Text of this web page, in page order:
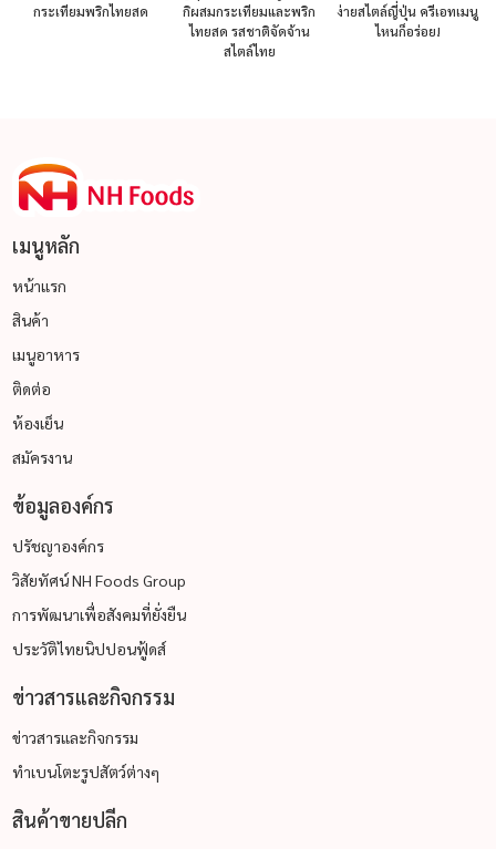
กระเทียมพริกไทยสด
กิผสมกระเทียมและพริก
ไทยสด รสชาติจัดจ้าน
สไตล์ไทย
ง่ายสไตล์ญี่ปุ่น ครีเอทเมนู
ไหนก็อร่อย!
เมนูหลัก
หน้าแรก
สินค้า
เมนูอาหาร
ติดต่อ
ห้องเย็น
สมัครงาน
ข้อมูลองค์กร
ปรัชญาองค์กร
วิสัยทัศน์ NH Foods Group
การพัฒนาเพื่อสังคมที่ยั่งยืน
ประวัติไทยนิปปอนฟู้ดส์
ข่าวสารและกิจกรรม
ข่าวสารและกิจกรรม
ทำเบนโตะรูปสัตว์ต่างๆ
สินค้าขายปลีก